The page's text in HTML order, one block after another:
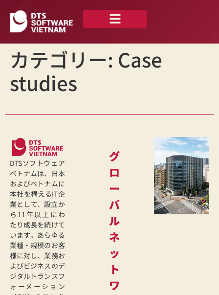
カテゴリー: Case
studies
DTSソフトウェア
ベトナムは、日本
およびベトナムに
本社を構えるIT企
業として、設立か
ら11年以上にわ
たり成長を続けて
います。あらゆる
業種・規模のお客
様に対し、業務お
よびビジネスのデ
ジタルトランスフ
ォーメーション
グ
ロ
ー
バ
ル
ネ
ッ
ト
ワ